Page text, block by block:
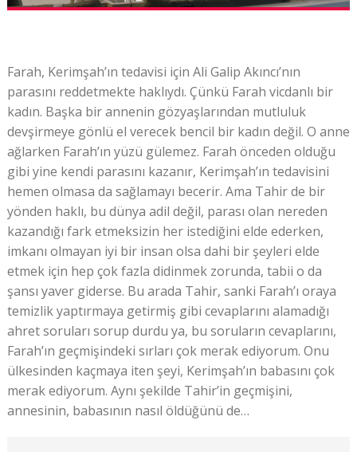
Farah, Kerimşah’ın tedavisi için Ali Galip Akıncı’nın
parasını reddetmekte haklıydı. Çünkü Farah vicdanlı bir
kadın. Başka bir annenin gözyaşlarından mutluluk
devşirmeye gönlü el verecek bencil bir kadın değil. O anne
ağlarken Farah’ın yüzü gülemez. Farah önceden olduğu
gibi yine kendi parasını kazanır, Kerimşah’ın tedavisini
hemen olmasa da sağlamayı becerir. Ama Tahir de bir
yönden haklı, bu dünya adil değil, parası olan nereden
kazandığı fark etmeksizin her istediğini elde ederken,
imkanı olmayan iyi bir insan olsa dahi bir şeyleri elde
etmek için hep çok fazla didinmek zorunda, tabii o da
şansı yaver giderse. Bu arada Tahir, sanki Farah’ı oraya
temizlik yaptırmaya getirmiş gibi cevaplarını alamadığı
ahret soruları sorup durdu ya, bu soruların cevaplarını,
Farah’ın geçmişindeki sırları çok merak ediyorum. Onu
ülkesinden kaçmaya iten şeyi, Kerimşah’ın babasını çok
merak ediyorum. Aynı şekilde Tahir’in geçmişini,
annesinin, babasının nasıl öldüğünü de…